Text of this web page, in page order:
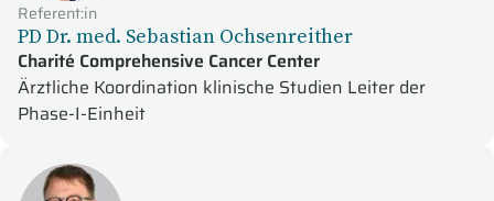
Referent:in
PD Dr. med. Sebastian Ochsenreither
Charité Comprehensive Cancer Center
Ärztliche Koordination klinische Studien Leiter der
Phase-I-Einheit